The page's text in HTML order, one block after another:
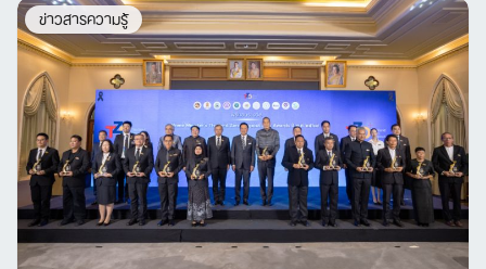
ข่าวสารความรู้